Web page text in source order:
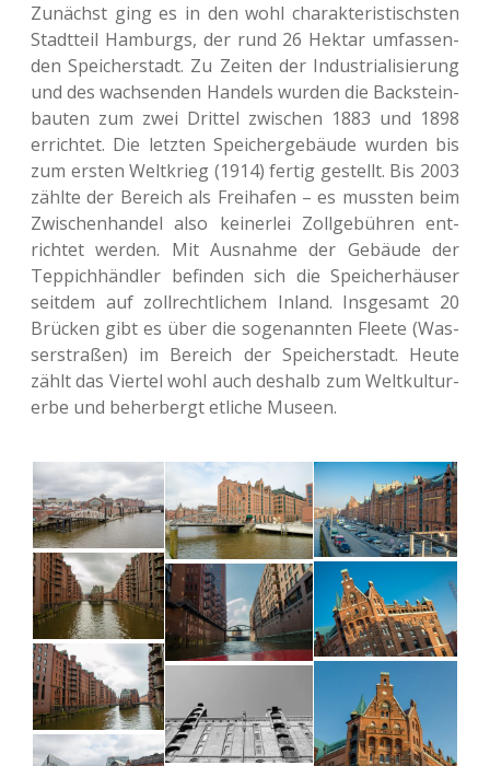
Zunächst ging es in den wohl cha­rak­te­ris­tischs­ten
Stadt­teil Ham­burgs, der rund 26 Hektar umfas­sen­
den Spei­cher­stadt. Zu Zeiten der Indus­tria­li­sie­rung
und des wach­sen­den Han­dels wurden die Back­stein­
bau­ten zum zwei Drit­tel zwi­schen 1883 und 1898
errich­tet. Die letz­ten Spei­cher­ge­bäu­de wurden bis
zum ersten Welt­krieg (1914) fertig gestellt. Bis 2003
zählte der Bereich als Frei­ha­fen – es muss­ten beim
Zwi­schen­han­del also kei­ner­lei Zoll­ge­büh­ren ent­
rich­tet werden. Mit Aus­nah­me der Gebäu­de der
Tep­pich­händ­ler befin­den sich die Spei­cher­häu­ser
seit­dem auf zoll­recht­li­chem Inland. Ins­ge­samt 20
Brü­cken gibt es über die soge­nann­ten Fleete (Was­
ser­stra­ßen) im Bereich der Spei­cher­stadt. Heute
zählt das Vier­tel wohl auch des­halb zum Welt­kul­tur­
er­be und beher­bergt etli­che Museen.